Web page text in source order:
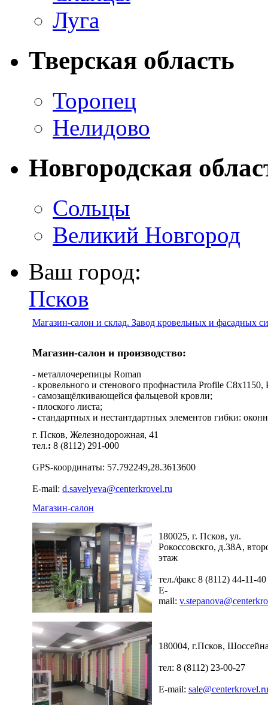
Луга
Тверская область
Торопец
Нелидово
Новгородская
Сольцы
Великий Новгород
Ваш город:
Псков
Магазин-салон и склад. Завод кровельных и фасадных
Магазин-салон и производство:
- металлочерепицы Roman
- кровельного и стенового профнастила Profile
- самозащёлкивающейся фальцевой кровли;
- плоского листа;
- стандартных и нестантдартных элементов гибки:
г. Псков, Железнодорожная, 41
тел.: 8 (8112) 291-000
GPS-координаты: 57.792249,28.3613600
E-mail: d.savelyeva@centerkrovel.ru
Магазин-салон
180025, г. Псков, ул.
Рокоссовскго, д.38А,
этаж
тел./факс 8 (8112) 44-11-40
E-
mail:
180004, г.Псков,
тел: 8 (8112) 23-00-27
E-mail: sale@centerkrovel.ru